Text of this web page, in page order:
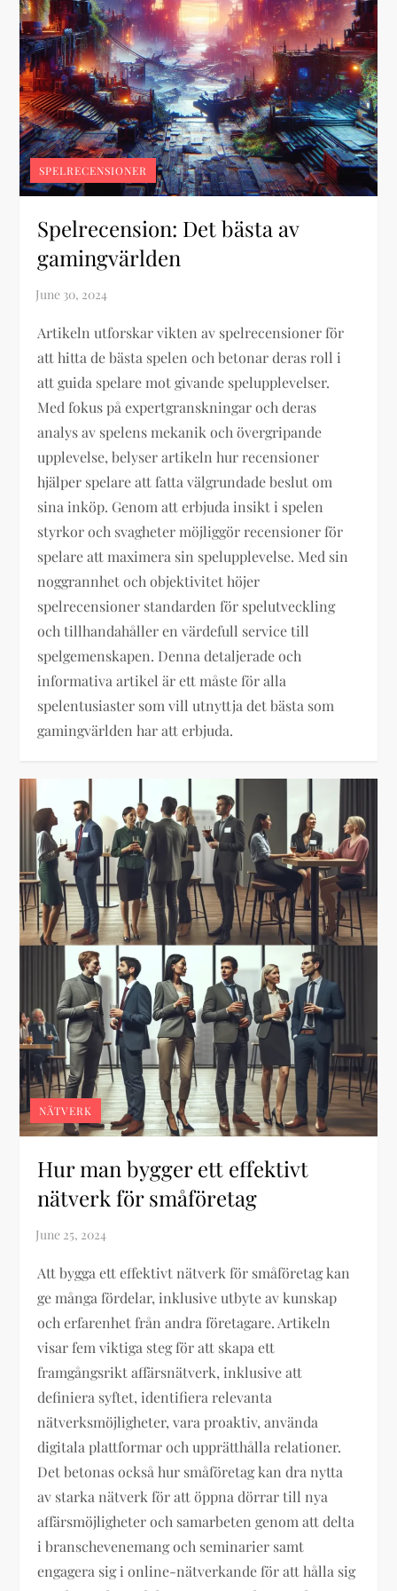
SPELRECENSIONER
Spelrecension: Det bästa av
gamingvärlden
Artikeln utforskar vikten av spelrecensioner för
att hitta de bästa spelen och betonar deras roll i
att guida spelare mot givande spelupplevelser.
Med fokus på expertgranskningar och deras
analys av spelens mekanik och övergripande
upplevelse, belyser artikeln hur recensioner
hjälper spelare att fatta välgrundade beslut om
sina inköp. Genom att erbjuda insikt i spelen
styrkor och svagheter möjliggör recensioner för
spelare att maximera sin spelupplevelse. Med sin
noggrannhet och objektivitet höjer
spelrecensioner standarden för spelutveckling
och tillhandahåller en värdefull service till
spelgemenskapen. Denna detaljerade och
informativa artikel är ett måste för alla
spelentusiaster som vill utnyttja det bästa som
gamingvärlden har att erbjuda.
NÄTVERK
Hur man bygger ett effektivt
nätverk för småföretag
Att bygga ett effektivt nätverk för småföretag kan
ge många fördelar, inklusive utbyte av kunskap
och erfarenhet från andra företagare. Artikeln
visar fem viktiga steg för att skapa ett
framgångsrikt affärsnätverk, inklusive att
definiera syftet, identifiera relevanta
nätverksmöjligheter, vara proaktiv, använda
digitala plattformar och upprätthålla relationer.
Det betonas också hur småföretag kan dra nytta
av starka nätverk för att öppna dörrar till nya
affärsmöjligheter och samarbeten genom att delta
i branschevenemang och seminarier samt
engagera sig i online-nätverkande för att hålla sig